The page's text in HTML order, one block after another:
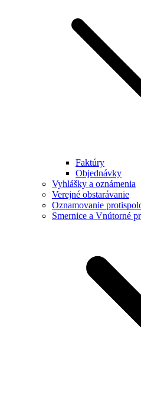
Faktúry
Objednávky
Vyhlášky a oznámenia
Verejné obstarávanie
Oznamovanie
Smernice a Vnútorné